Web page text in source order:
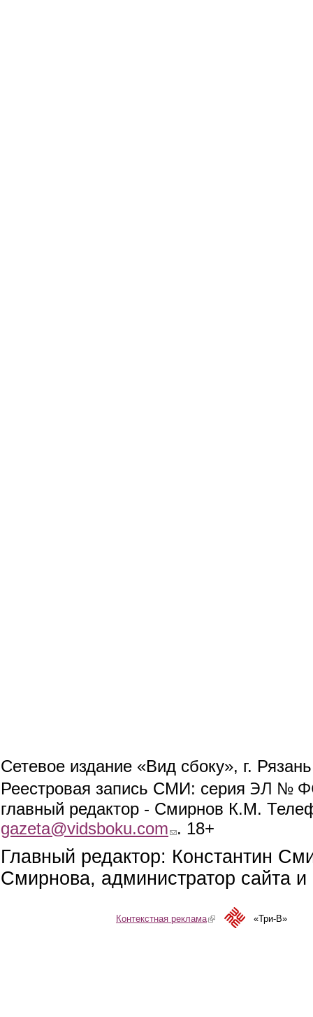
Сетевое издание «Вид сбоку», г.
Реестровая запись СМИ: серия ЭЛ №
главный редактор - Смирнов К.М.
gazeta@vidsboku.com (link sends e-mail)
. 18+
Главный редактор: Константин
Смирнова, администратор сайта
Контекстная реклама(link is external)«Три-В»